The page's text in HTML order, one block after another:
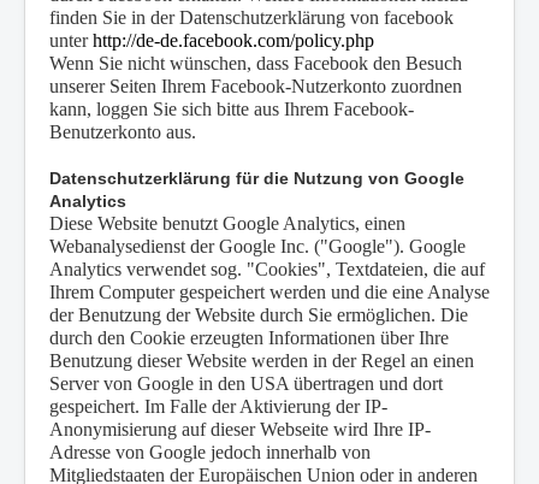
finden Sie in der Datenschutzerklärung von facebook
unterhttp://de-de.facebook.com/policy.php
Wenn Sie nicht wünschen, dass Facebook den Besuch
unserer Seiten Ihrem Facebook-Nutzerkonto zuordnen
kann, loggen Sie sich bitte aus Ihrem Facebook-
Benutzerkonto aus.
Datenschutzerklärung für die Nutzung von Google
Analytics
Diese Website benutzt Google Analytics, einen
Webanalysedienst der Google Inc. ("Google"). Google
Analytics verwendet sog. "Cookies", Textdateien, die auf
Ihrem Computer gespeichert werden und die eine Analyse
der Benutzung der Website durch Sie ermöglichen. Die
durch den Cookie erzeugten Informationen über Ihre
Benutzung dieser Website werden in der Regel an einen
Server von Google in den USA übertragen und dort
gespeichert. Im Falle der Aktivierung der IP-
Anonymisierung auf dieser Webseite wird Ihre IP-
Adresse von Google jedoch innerhalb von
Mitgliedstaaten der Europäischen Union oder in anderen